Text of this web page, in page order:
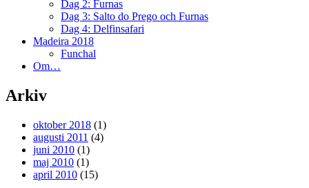
Dag 2: Furnas
Dag 3: Salto do Prego och Furnas
Dag 4: Delfinsafari
Madeira 2018
Funchal
Om…
Arkiv
oktober 2018 (1)
augusti 2011 (4)
juni 2010 (1)
maj 2010 (1)
april 2010 (15)